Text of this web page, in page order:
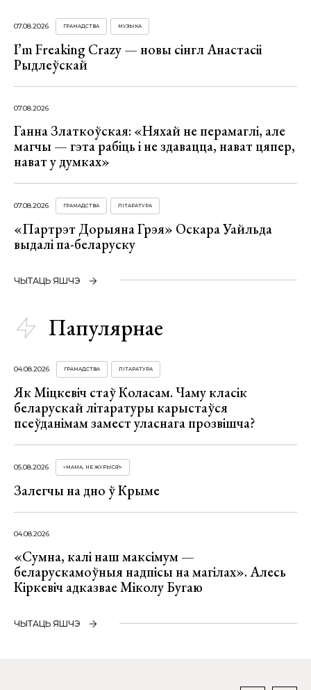
07.08.2026 ГРАМАДСТВА МУЗЫКА
I’m Freaking Crazy — новы сінгл Анастасіі
Рыдлеўскай
07.08.2026
Ганна Златкоўская: «Няхай не перамаглі, але
магчы — гэта рабіць і не здавацца, нават цяпер,
нават у думках»
07.08.2026 ГРАМАДСТВА ЛІТАРАТУРА
«Партрэт Дорыяна Грэя» Оскара Уайльда
выдалі па-беларуску
ЧЫТАЦЬ ЯШЧЭ
Папулярнае
04.08.2026 ГРАМАДСТВА ЛІТАРАТУРА
Як Міцкевіч стаў Коласам. Чаму класік
беларускай літаратуры карыстаўся
псеўданімам замест уласнага прозвішча?
05.08.2026 «МАМА, НЕ ЖУРЫСЯ!»
Залегчы на дно ў Крыме
04.08.2026
«Сумна, калі наш максімум —
беларускамоўныя надпісы на магілах». Алесь
Кіркевіч адказвае Міколу Бугаю
ЧЫТАЦЬ ЯШЧЭ